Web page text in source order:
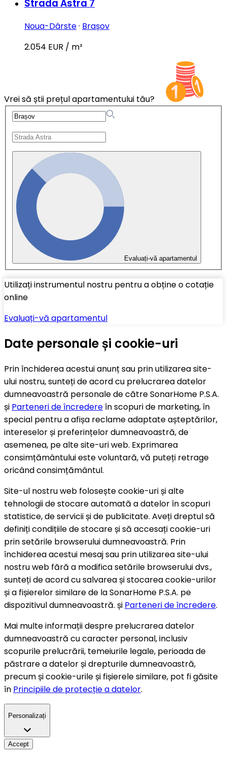
Strada Astra 7
Noua-Dârste· Brașov
2.054 EUR / m²
Vrei să știi prețul apartamentului tău?
Evaluați-vă apartamentul
Utilizați instrumentul nostru pentru a obține o cotație
online
Evaluați-vă apartamentul
Date personale și cookie-uri
Prin închiderea acestui anunț sau prin utilizarea site-
ului nostru, sunteți de acord cu prelucrarea datelor
dumneavoastră personale de către SonarHome P.S.A.
și Parteneri de încredereîn scopuri de marketing, în
special pentru a afișa reclame adaptate așteptărilor,
intereselor și preferințelor dumneavoastră, de
asemenea, pe alte site-uri web. Exprimarea
consimțământului este voluntară, vă puteți retrage
oricând consimțământul.
Site-ul nostru web folosește cookie-uri și alte
tehnologii de stocare automată a datelor în scopuri
statistice, de servicii și de publicitate. Aveți dreptul să
definiți condițiile de stocare și să accesați cookie-uri
prin setările browserului dumneavoastră. Prin
închiderea acestui mesaj sau prin utilizarea site-ului
nostru web fără a modifica setările browserului dvs.,
sunteți de acord cu salvarea și stocarea cookie-urilor
și a fișierelor similare de la SonarHome P.S.A. pe
dispozitivul dumneavoastră. și Parteneri de încredere.
Mai multe informații despre prelucrarea datelor
dumneavoastră cu caracter personal, inclusiv
scopurile prelucrării, temeiurile legale, perioada de
păstrare a datelor și drepturile dumneavoastră,
precum și cookie-urile și fișierele similare, pot fi găsite
în Principiile de protecție a datelor.
Personalizați
Accept